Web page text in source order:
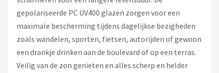
gepolariseerde PC UV400 glazen zorgen voor een
maximale bescherming tijdens dagelijkse bezigheden
zoals wandelen, sporten, fietsen, autorijden of gewoon
een drankje drinken aan de boulevard of op een terras.
Veilig van de zon genieten en alles scherp en helder